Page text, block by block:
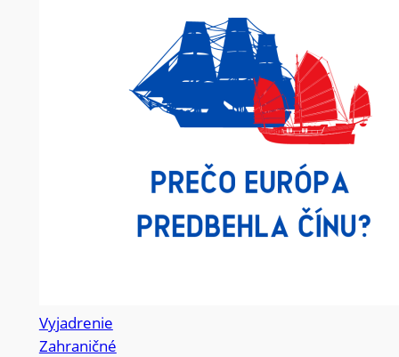
Vyjadrenie
Zahraničné